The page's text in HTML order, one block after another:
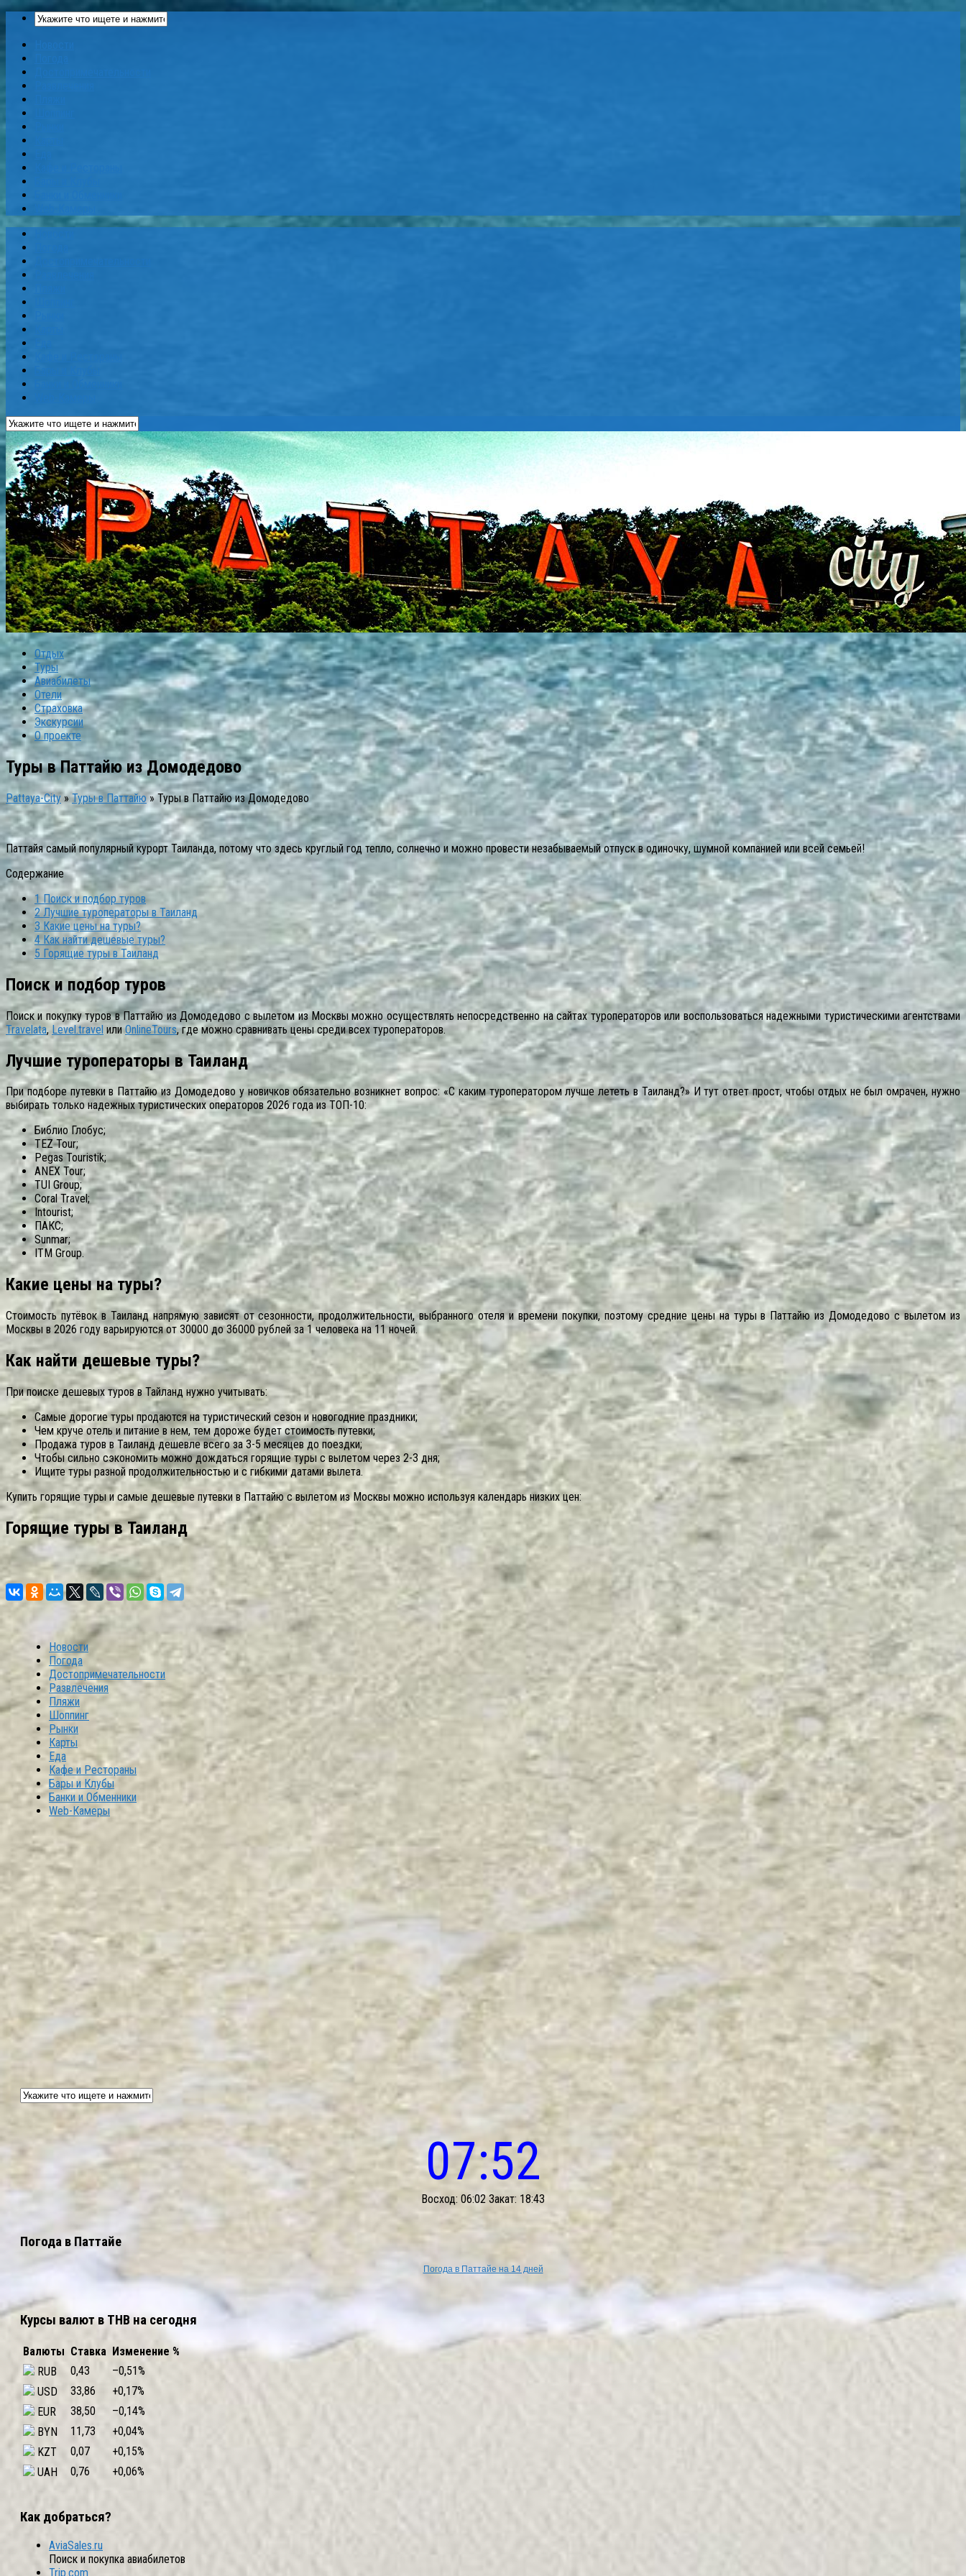
Отдых
Туры
Авиабилеты
Отели
Страховка
Экскурсии
О проекте
Туры в Паттайю из Домодедово
Pattaya-City »Туры в Паттайю»Туры в Паттайю из Домодедово
Паттайя самый популярный курорт Таиланда, потому что здесь круглый год тепло, солнечно и можно провести незабываемый отпуск в одиночку, шумной компанией или всей семьей!
Содержание
1 Поиск и подбор туров
2Лучшие туроператоры в Таиланд
3 Какие цены на туры?
4Как найти дешевые туры?
5 Горящие туры в Таиланд
Поиск и подбор туров
Поиск и покупку туров в Паттайю из Домодедово с вылетом из Москвы можно осуществлять непосредственно на сайтах туроператоров или воспользоваться надежными туристическими агентствами
Travelata,Level.travel илиOnlineTours, где можно сравнивать цены среди всех туроператоров.
Лучшие туроператоры в Таиланд
При подборе путевки в Паттайю из Домодедово у новичков обязательно возникнет вопрос: «С каким туроператором лучше лететь в Таиланд?» И тут ответ прост, чтобы отдых не был омрачен, нужно
выбирать только надежных туристических операторов 2026 года из ТОП-10:
Библио Глобус;
TEZ Tour;
Pegas Touristik;
ANEX Tour;
TUI Group;
Coral Travel;
Intourist;
ПАКС;
Sunmar;
ITM Group.
Какие цены на туры?
Стоимость путёвок в Таиланд напрямую зависят от сезонности, продолжительности, выбранного отеля и времени покупки, поэтому средние цены на туры в Паттайю из Домодедово с вылетом из
Москвы в 2026 году варьируются от 30000 до 36000 рублей за 1 человека на 11 ночей.
Как найти дешевые туры?
При поиске дешевых туров в Тайланд нужно учитывать:
Самые дорогие туры продаются на туристический сезон и новогодние праздники;
Чем круче отель и питание в нем, тем дороже будет стоимость путевки;
Продажа туров в Таиланд дешевле всего за 3-5 месяцев до поездки;
Чтобы сильно сэкономить можно дождаться горящие туры с вылетом через 2-3 дня;
Ищите туры разной продолжительностью и с гибкими датами вылета.
Купить горящие туры и самые дешевые путевки в Паттайю с вылетом из Москвы можно используя календарь низких цен:
Горящие туры в Таиланд
Новости
Погода
Достопримечательности
Развлечения
Пляжи
Шоппинг
Рынки
Карты
Еда
Кафе и Рестораны
Бары и Клубы
Банки и Обменники
Web-Камеры
07:52
Восход: 06:02 Закат: 18:43
Погода в Паттайе
Погода в Паттайе на 14 дней
Курсы валют в THB на сегодня
Валюты Ставка Изменение %
RUB
0,43 –0,51%
USD
33,86 +0,17%
EUR
38,50 –0,14%
BYN
11,73 +0,04%
KZT
0,07 +0,15%
UAH
0,76 +0,06%
Как добраться?
AviaSales.ru
Поиск и покупка авиабилетов
Trip.com